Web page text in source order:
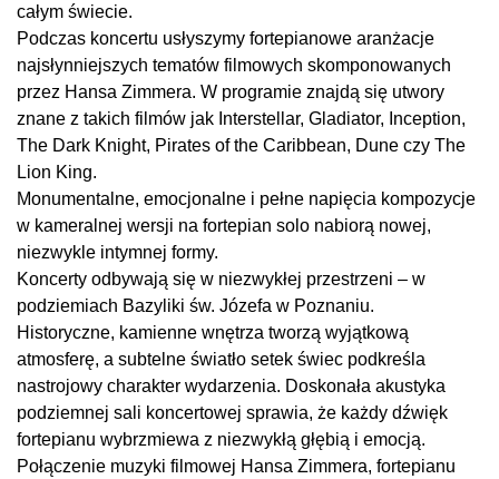
całym świecie.
Podczas koncertu usłyszymy fortepianowe aranżacje
najsłynniejszych tematów filmowych skomponowanych
przez Hansa Zimmera. W programie znajdą się utwory
znane z takich filmów jak Interstellar, Gladiator, Inception,
The Dark Knight, Pirates of the Caribbean, Dune czy The
Lion King.
Monumentalne, emocjonalne i pełne napięcia kompozycje
w kameralnej wersji na fortepian solo nabiorą nowej,
niezwykle intymnej formy.
Koncerty odbywają się w niezwykłej przestrzeni – w
podziemiach Bazyliki św. Józefa w Poznaniu.
Historyczne, kamienne wnętrza tworzą wyjątkową
atmosferę, a subtelne światło setek świec podkreśla
nastrojowy charakter wydarzenia. Doskonała akustyka
podziemnej sali koncertowej sprawia, że każdy dźwięk
fortepianu wybrzmiewa z niezwykłą głębią i emocją.
Połączenie muzyki filmowej Hansa Zimmera, fortepianu